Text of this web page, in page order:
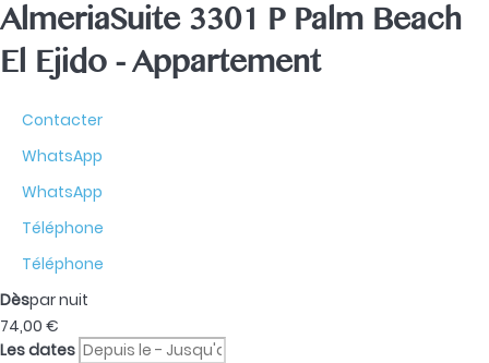
AlmeriaSuite 3301 P Palm Beach
El Ejido -Appartement
Contacter
WhatsApp
WhatsApp
Téléphone
Téléphone
Dèspar nuit
74,00 €
Les dates